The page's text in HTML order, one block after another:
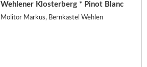
Wehlener Klosterberg * Pinot Blanc
Molitor Markus, Bernkastel Wehlen